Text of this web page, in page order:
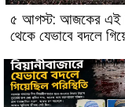
৫ আগস্ট: আজকের এই
থেকে যেভাবে বদলে